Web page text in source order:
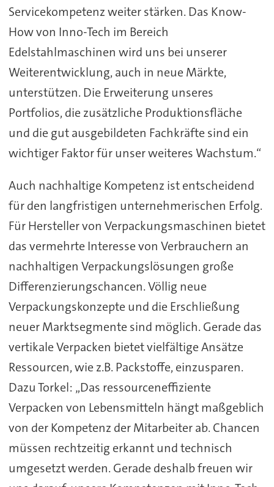
Servicekompetenz weiter stärken. Das Know-
How von Inno-Tech im Bereich
Edelstahlmaschinen wird uns bei unserer
Weiterentwicklung, auch in neue Märkte,
unterstützen. Die Erweiterung unseres
Portfolios, die zusätzliche Produktionsfläche
und die gut ausgebildeten Fachkräfte sind ein
wichtiger Faktor für unser weiteres Wachstum.“
Auch nachhaltige Kompetenz ist entscheidend
für den langfristigen unternehmerischen Erfolg.
Für Hersteller von Verpackungsmaschinen bietet
das vermehrte Interesse von Verbrauchern an
nachhaltigen Verpackungslösungen große
Differenzierungschancen. Völlig neue
Verpackungskonzepte und die Erschließung
neuer Marktsegmente sind möglich. Gerade das
vertikale Verpacken bietet vielfältige Ansätze
Ressourcen, wie z.B. Packstoffe, einzusparen.
Dazu Torkel: „Das ressourceneffiziente
Verpacken von Lebensmitteln hängt maßgeblich
von der Kompetenz der Mitarbeiter ab. Chancen
müssen rechtzeitig erkannt und technisch
umgesetzt werden. Gerade deshalb freuen wir